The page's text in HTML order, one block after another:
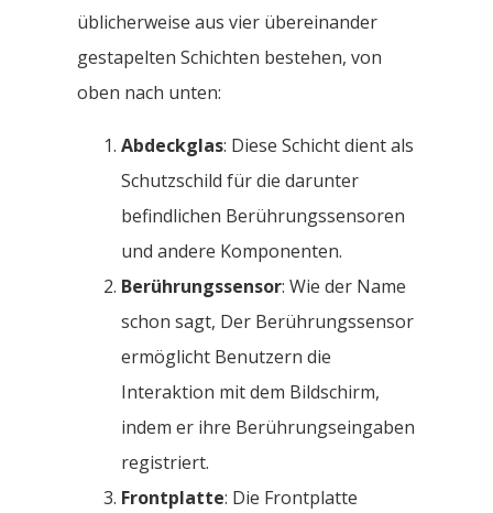
üblicherweise aus vier übereinander
gestapelten Schichten bestehen, von
oben nach unten:
Abdeckglas: Diese Schicht dient als
Schutzschild für die darunter
befindlichen Berührungssensoren
und andere Komponenten.
Berührungssensor: Wie der Name
schon sagt, Der Berührungssensor
ermöglicht Benutzern die
Interaktion mit dem Bildschirm,
indem er ihre Berührungseingaben
registriert.
Frontplatte: Die Frontplatte